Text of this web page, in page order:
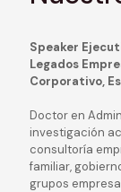
Speaker
Legados
Corporativo,
Doctor en
investigación
consultoría
familiar,
grupos